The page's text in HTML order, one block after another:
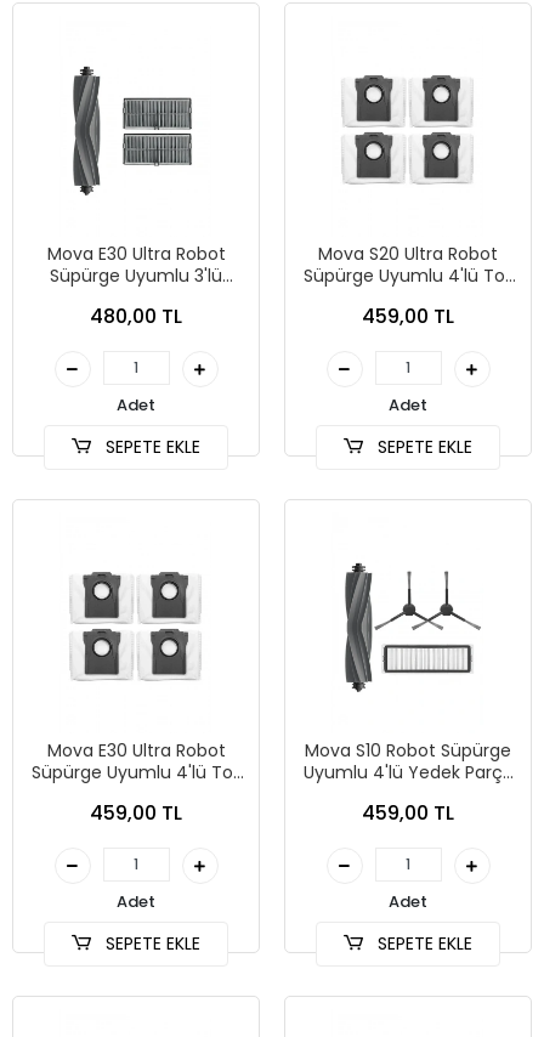
Mova E30 Ultra Robot
Süpürge Uyumlu 3'lü
480,00 TL
Adet
SEPETE EKLE
Mova S20 Ultra Robot
Süpürge Uyumlu 4'lü Toz
459,00 TL
Adet
SEPETE EKLE
Mova E30 Ultra Robot
Süpürge Uyumlu 4'lü Toz
459,00 TL
Adet
SEPETE EKLE
Mova S10 Robot Süpürge
Uyumlu 4'lü Yedek Parça
459,00 TL
Adet
SEPETE EKLE